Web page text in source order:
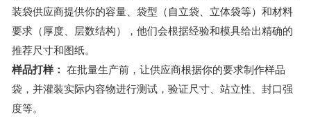
装袋供应商提供你的容量、袋型（自立袋、立体袋等）和材料
要求（厚度、层数结构），他们会根据经验和模具给出精确的
推荐尺寸和图纸。
样品打样： 在批量生产前，让供应商根据你的要求制作样品
袋，并灌装实际内容物进行测试，验证尺寸、站立性、封口强
度等。